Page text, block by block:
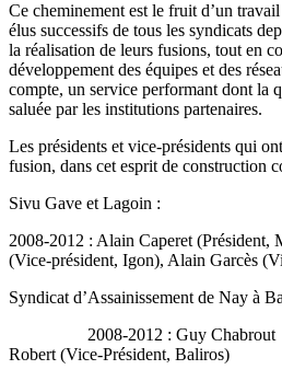
Ce cheminement est le fruit d’un
élus successifs de tous les syndicats
la réalisation de leurs fusions, tout en
développement des équipes et des
compte, un service performant dont la
saluée par les institutions partenaires.
Les présidents et vice-présidents qui
fusion, dans cet esprit de construction
Sivu Gave et Lagoin :
2008-2012 : Alain Caperet (Président,
(Vice-président, Igon), Alain Garcès
Syndicat d’Assainissement de Nay à
2008-2012 : Guy Chabrout
Robert (Vice-Président, Baliros)